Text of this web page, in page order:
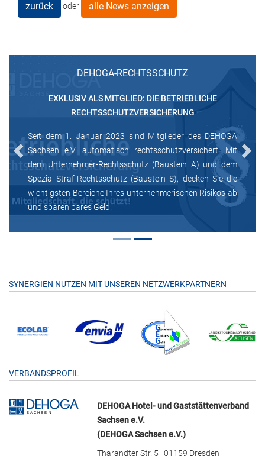
zurück oder alle News anzeigen
DEHOGA-RECHTSSCHUTZ
EXKLUSIV ALS MITGLIED: DIE BETRIEBLICHE
RECHTSSCHUTZVERSICHERUNG
Seit dem 1. Januar 2023 sind Mitglieder des DEHOGA
Sachsen e.V. automatisch rechtsschutzversichert. Mit
dem Unternehmer-Rechtsschutz (Baustein A) und dem
Spezial-Straf-Rechtsschutz (Baustein S), decken Sie die
wichtigsten Bereiche Ihres unternehmerischen Risikos ab
und sparen bares Geld.
Previous Next
SYNERGIEN NUTZEN MIT UNSEREN NETZWERKPARTNERN
VERBANDSPROFIL
DEHOGA Hotel- und Gaststättenverband
Sachsen e.V.
(DEHOGA Sachsen e.V.)
Tharandter Str. 5 | 01159 Dresden